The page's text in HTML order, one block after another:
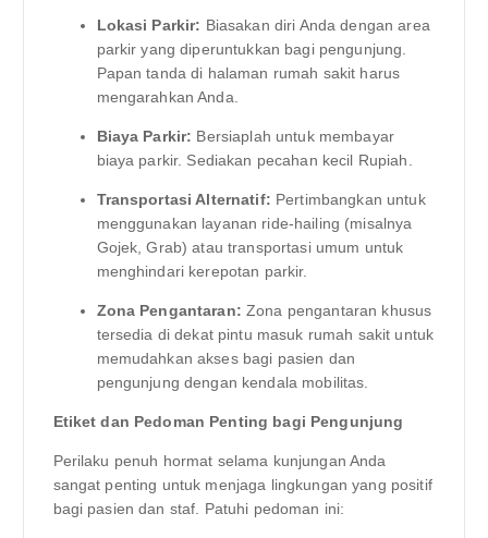
Lokasi Parkir: Biasakan diri Anda dengan area
parkir yang diperuntukkan bagi pengunjung.
Papan tanda di halaman rumah sakit harus
mengarahkan Anda.
Biaya Parkir: Bersiaplah untuk membayar
biaya parkir. Sediakan pecahan kecil Rupiah.
Transportasi Alternatif: Pertimbangkan untuk
menggunakan layanan ride-hailing (misalnya
Gojek, Grab) atau transportasi umum untuk
menghindari kerepotan parkir.
Zona Pengantaran: Zona pengantaran khusus
tersedia di dekat pintu masuk rumah sakit untuk
memudahkan akses bagi pasien dan
pengunjung dengan kendala mobilitas.
Etiket dan Pedoman Penting bagi Pengunjung
Perilaku penuh hormat selama kunjungan Anda
sangat penting untuk menjaga lingkungan yang positif
bagi pasien dan staf. Patuhi pedoman ini: